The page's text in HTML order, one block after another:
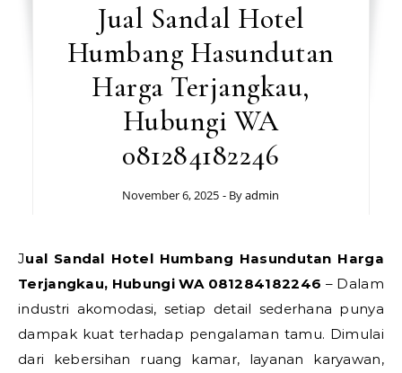
Jual Sandal Hotel
Humbang Hasundutan
Harga Terjangkau,
Hubungi WA
081284182246
November 6, 2025 - Byadmin
Jual Sandal Hotel Humbang Hasundutan Harga
Terjangkau, Hubungi WA 081284182246 – Dalam
industri akomodasi, setiap detail sederhana punya
dampak kuat terhadap pengalaman tamu. Dimulai
dari kebersihan ruang kamar, layanan karyawan,